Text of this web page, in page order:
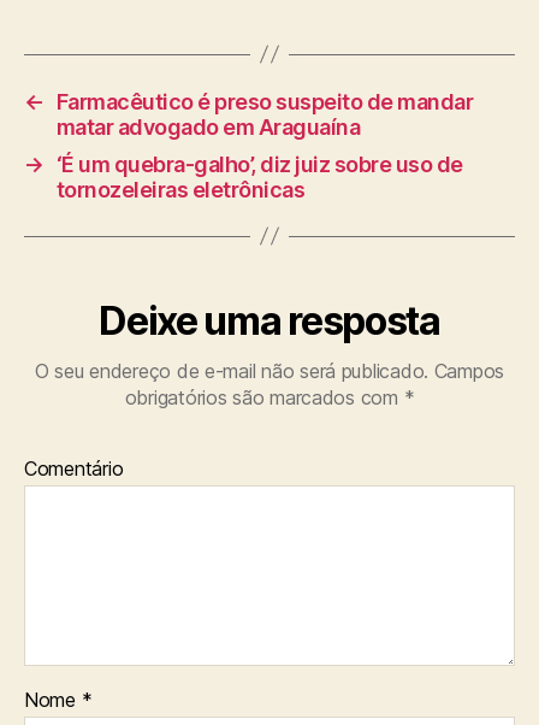
←
Farmacêutico é preso suspeito de mandar
matar advogado em Araguaína
→
‘É um quebra-galho’, diz juiz sobre uso de
tornozeleiras eletrônicas
Deixe uma resposta
O seu endereço de e-mail não será publicado. Campos
obrigatórios são marcados com *
Comentário
Nome *